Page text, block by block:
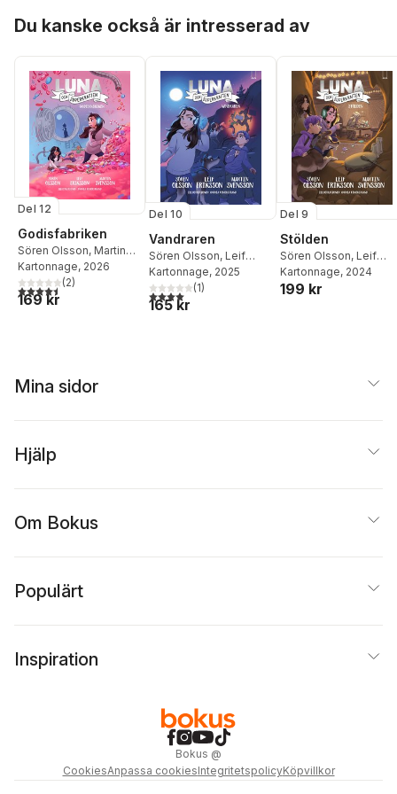
Du kanske också är intresserad av
Del 12
Godisfabriken
Sören Olsson, Martin
Svensson,Leif
Eriksson
Kartonnage, 2026
4,5utav 5 stjärnor. Totalt antal röster:
(2)
169 kr
Del 10
Vandraren
Sören Olsson, Leif
Eriksson,Martin
Svensson
Kartonnage, 2025
4,0utav 5 stjärnor. Totalt antal röster:
(1)
165 kr
Del 9
Stölden
Sören Olsson, Leif
Eriksson,Martin
Svensson
Kartonnage, 2024
199 kr
Mina sidor
Hjälp
Om Bokus
Populärt
Inspiration
Bokus @
CookiesAnpassa cookiesIntegritetspolicyKöpvillkor